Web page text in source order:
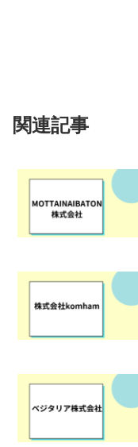
関連記事